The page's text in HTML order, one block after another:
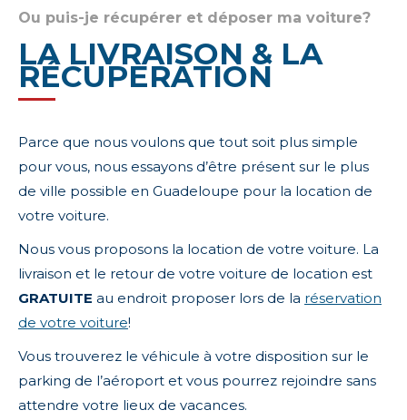
Ou puis-je récupérer et déposer ma voiture?
LA LIVRAISON & LA
RÉCUPERATION
Parce que nous voulons que tout soit plus simple
pour vous, nous essayons d’être présent sur le plus
de ville possible en Guadeloupe pour la location de
votre voiture.
Nous vous proposons la location de votre voiture. La
livraison et le retour de votre voiture de location est
GRATUITE au endroit proposer lors de la réservation
de votre voiture!
Vous trouverez le véhicule à votre disposition sur le
parking de l’aéroport et vous pourrez rejoindre sans
attendre votre lieux de vacances.